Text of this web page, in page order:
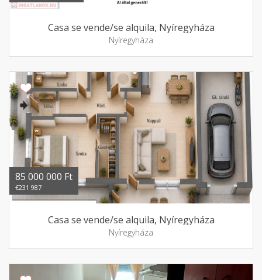
Casa se vende/se alquila, Nyíregyháza
Nyíregyháza
85 000 000 Ft
€231 987
Casa se vende/se alquila, Nyíregyháza
Nyíregyháza